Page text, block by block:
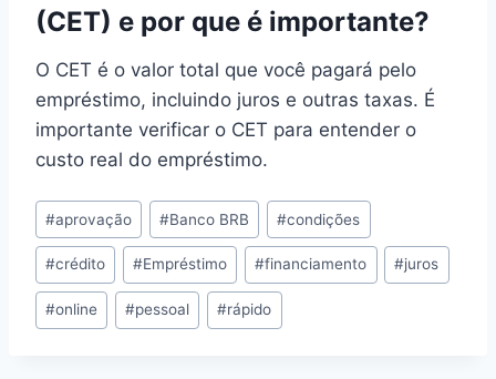
(CET) e por que é importante?
O CET é o valor total que você pagará pelo
empréstimo, incluindo juros e outras taxas. É
importante verificar o CET para entender o
custo real do empréstimo.
Tags
do
Post:
#aprovação #Banco BRB #condições
#crédito #Empréstimo #financiamento #juros
#online #pessoal #rápido